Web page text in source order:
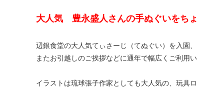
大人気 豊永盛人さんの手ぬぐいをち
辺銀食堂の大人気てぃさーじ（てぬぐい）を入園
またお引越しのご挨拶などに通年で幅広くご利用
イラストは琉球張子作家としても大人気の、玩具